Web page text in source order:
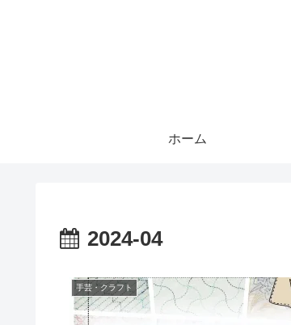
ホーム
2024-04
手芸・クラフト